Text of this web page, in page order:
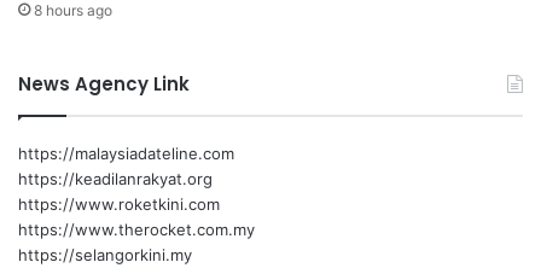
a
i
p
d
u
u
s
a
h
8 hours ago
News Agency Link
https://malaysiadateline.com
https://keadilanrakyat.org
https://www.roketkini.com
https://www.therocket.com.my
https://selangorkini.my